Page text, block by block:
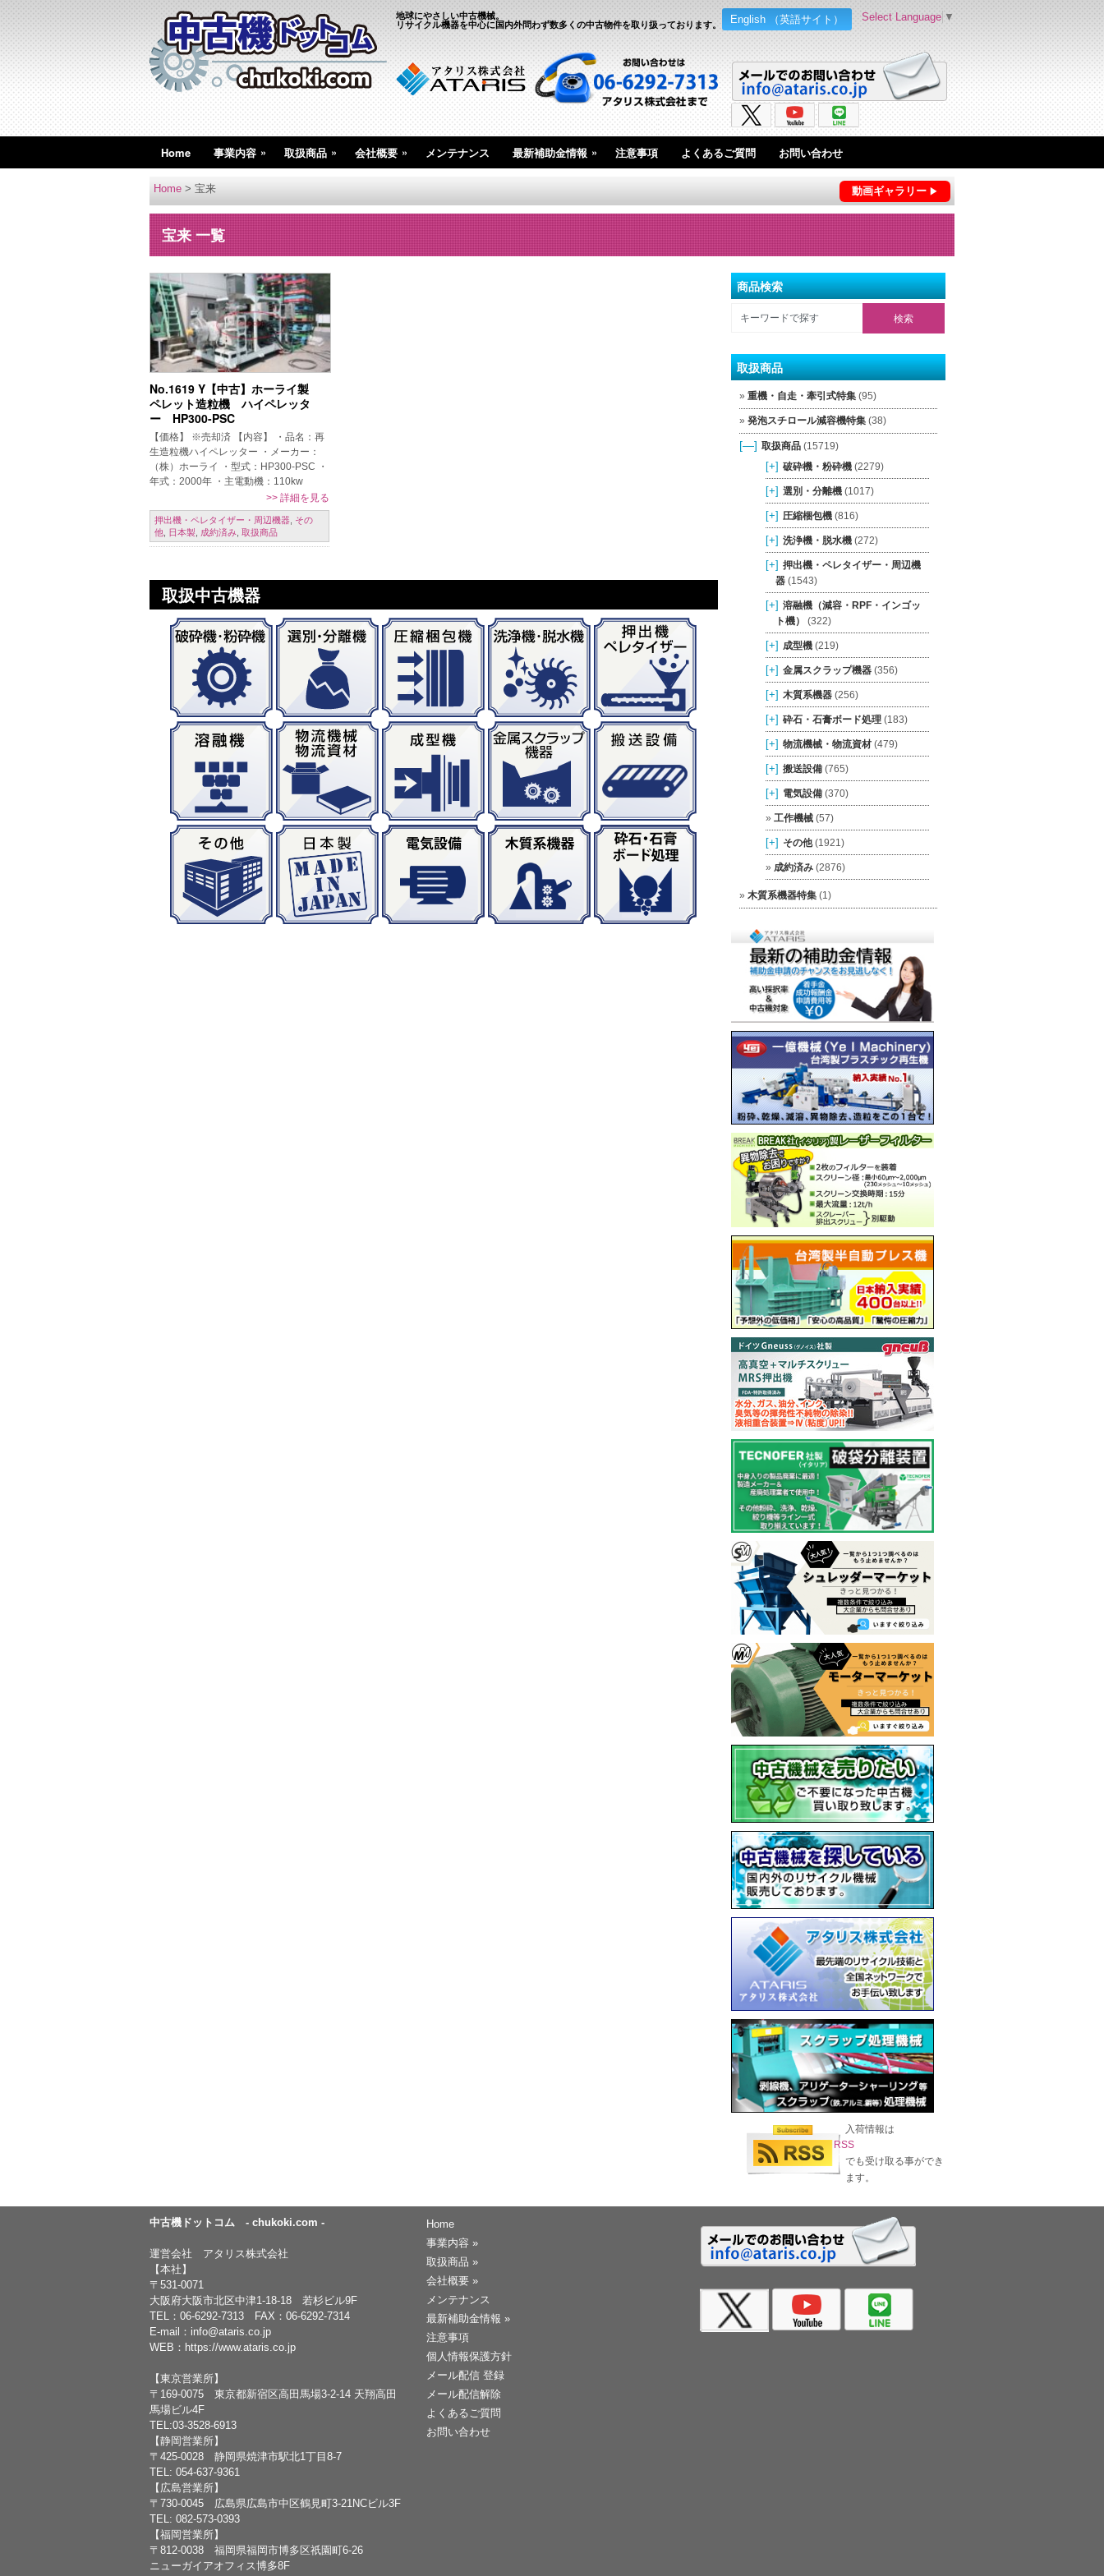
English （英語サイト）
地球にやさしい中古機械。
リサイクル機器を中心に国内外問わず数多くの中古物件を取り扱っております。
Select Language ▼
Home 事業内容 » 取扱商品 » 会社概要 » メンテナンス 最新補助金情報 » 注意事項 よくあるご質問 お問い合わせ
動画ギャラリー
Home > 宝来
宝来 一覧
No.1619 Y【中古】ホーライ製
ペレット造粒機 ハイペレッタ
ー HP300-PSC
【価格】 ※売却済 【内容】 ・品名：再
生造粒機ハイペレッター ・メーカー：
（株）ホーライ ・型式：HP300-PSC ・
年式：2000年 ・主電動機：110kw
200V ・シリンダー径：φ300㎜ ・以下
メーカーHP […]
>> 詳細を見る
押出機・ペレタイザー・周辺機器, その
他, 日本製, 成約済み, 取扱商品
取扱中古機器
商品検索
取扱商品
重機・自走・牽引式特集(95)
発泡スチロール減容機特集(38)
[—] 取扱商品(15719)
[+] 破砕機・粉砕機(2279)
[+] 選別・分離機(1017)
[+] 圧縮梱包機(816)
[+] 洗浄機・脱水機(272)
[+] 押出機・ペレタイザー・周辺機
器(1543)
[+] 溶融機（減容・RPF・インゴッ
ト機）
(322)
[+] 成型機(219)
[+] 金属スクラップ機器(356)
[+] 木質系機器(256)
[+] 砕石・石膏ボード処理(183)
[+] 物流機械・物流資材(479)
[+] 搬送設備(765)
[+] 電気設備(370)
工作機械(57)
[+] その他(1921)
成約済み(2876)
木質系機器特集(1)
入荷情報は
RSS
でも受け取る事ができ
ます。
中古機ドットコム - chukoki.com -
運営会社 アタリス株式会社
【本社】
〒531-0071
大阪府大阪市北区中津1-18-18 若杉ビル9F
TEL： 06-6292-7313 FAX：06-6292-7314
E-mail： info@ataris.co.jp
WEB： https://www.ataris.co.jp
【東京営業所】
〒169-0075 東京都新宿区高田馬場3-2-14 天翔高田
馬場ビル4F
TEL:03-3528-6913
【静岡営業所】
〒425-0028 静岡県焼津市駅北1丁目8-7
TEL: 054-637-9361
【広島営業所】
〒730-0045 広島県広島市中区鶴見町3-21NCビル3F
TEL: 082-573-0393
【福岡営業所】
〒812-0038 福岡県福岡市博多区祇園町6-26
ニューガイアオフィス博多8F
Home
事業内容 »
取扱商品 »
会社概要 »
メンテナンス
最新補助金情報 »
注意事項
個人情報保護方針
メール配信 登録
メール配信解除
よくあるご質問
お問い合わせ